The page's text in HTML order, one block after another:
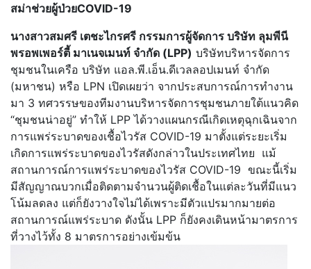
สม่าช่วยผู้ป่วยCOVID-19
นางสาวสมศรี เตชะไกรศรี กรรมการผู้จัดการ บริษัท ลุมพีนี
พรอพเพอร์ตี้ มาเนจเมนท์ จำกัด (LPP) บริษัทบริหารจัดการ
ชุมชนในเครือ บริษัท แอล.พี.เอ็น.ดีเวลลอปเมนท์ จำกัด
(มหาชน) หรือ LPN เปิดเผยว่า จากประสบการณ์การทำงาน
มา 3 ทศวรรษของทีมงานบริหารจัดการชุมชนภายใต้แนวคิด
“ชุมชนน่าอยู่” ทำให้ LPP ได้วางแผนกรณีเกิดเหตุฉุกเฉินจาก
การแพร่ระบาดของเชื้อไวรัส COVID-19 มาตั้งแต่ระยะเริ่ม
เกิดการแพร่ระบาดของไวรัสดังกล่าวในประเทศไทย แม้
สถานการณ์การแพร่ระบาดของไวรัส COVID-19 ขณะนี้เริ่ม
มีสัญญาณบวกเมื่อติดตามจำนวนผู้ติดเชื้อในแต่ละวันที่มีแนว
โน้มลดลง แต่ก็ยังวางใจไม่ได้เพราะมีตัวแปรมากมายต่อ
สถานการณ์แพร่ระบาด ดังนั้น LPP ก็ยังคงเดินหน้ามาตรการ
ที่วางไว้ทั้ง 8 มาตรการอย่างเข้มข้น